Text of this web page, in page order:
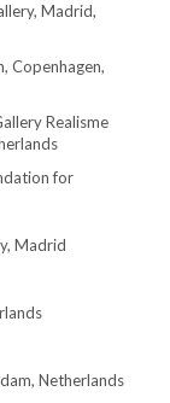
Madrid,
Copenhagen,
Realisme
for
Madrid
Netherlands